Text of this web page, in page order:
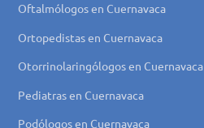
Oftalmólogos en Cuernavaca
Ortopedistas en Cuernavaca
Otorrinolaringólogos en Cuernavaca
Pediatras en Cuernavaca
Podólogos en Cuernavaca